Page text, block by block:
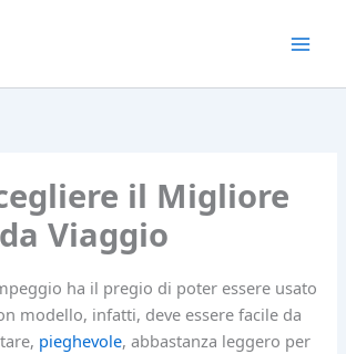
il Migliore
Viaggio
ha il pregio di poter essere usato
modello, infatti, deve essere facile da
pieghevole, abbastanza leggero per